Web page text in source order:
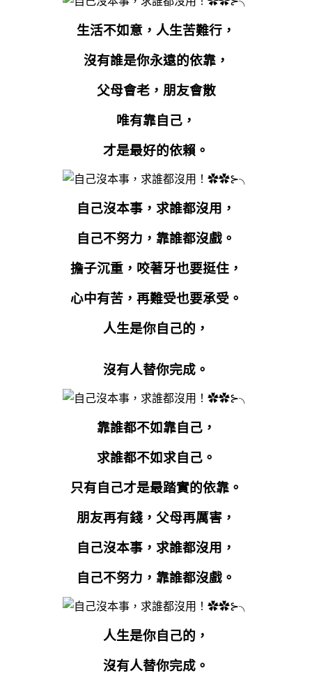
生活不如意，人生苦難行，
沒有誰是你永遠的依靠，
父母會老，朋友會散
唯有靠自己，
才是最好的依賴。
自己沒本事，求誰都沒用，
自己不努力，靠誰都沒戲。
擔子沉重，咬著牙也要挺住，
心中有苦，再難受也要承受。
人生是你自己的，
沒有人替你完成。
靠誰都不如靠自己，
求誰都不如求自己。
只有自己才是最踏實的依靠。
朋友再有錢，父母再厲害，
自己沒本事，求誰都沒用，
自己不努力，靠誰都沒戲。
人生是你自己的，
沒有人替你完成。